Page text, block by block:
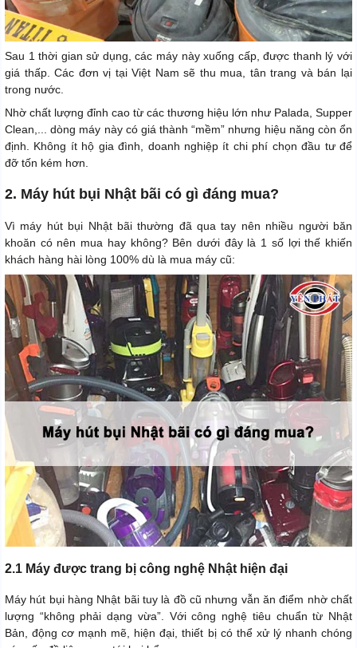
Sau 1 thời gian sử dụng, các máy này xuống cấp, được thanh lý với
giá thấp. Các đơn vị tại Việt Nam sẽ thu mua, tân trang và bán lại
trong nước.
Nhờ chất lượng đỉnh cao từ các thương hiệu lớn như Palada, Supper
Clean,... dòng máy này có giá thành “mềm” nhưng hiệu năng còn ổn
định. Không ít hộ gia đình, doanh nghiệp ít chi phí chọn đầu tư để
đỡ tốn kém hơn.
2. Máy hút bụi Nhật bãi có gì đáng mua?
Vì máy hút bụi Nhật bãi thường đã qua tay nên nhiều người băn
khoăn có nên mua hay không? Bên dưới đây là 1 số lợi thế khiến
khách hàng hài lòng 100% dù là mua máy cũ:
2.1 Máy được trang bị công nghệ Nhật hiện đại
Máy hút bụi hàng Nhật bãi tuy là đồ cũ nhưng vẫn ăn điểm nhờ chất
lượng “không phải dạng vừa”. Với công nghệ tiêu chuẩn từ Nhật
Bản, động cơ mạnh mẽ, hiện đại, thiết bị có thể xử lý nhanh chóng